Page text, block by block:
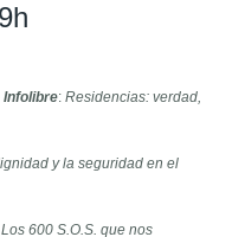
Infolibre:Residencias: verdad,
y la seguridad en el
Los 600 S.O.S. que nos